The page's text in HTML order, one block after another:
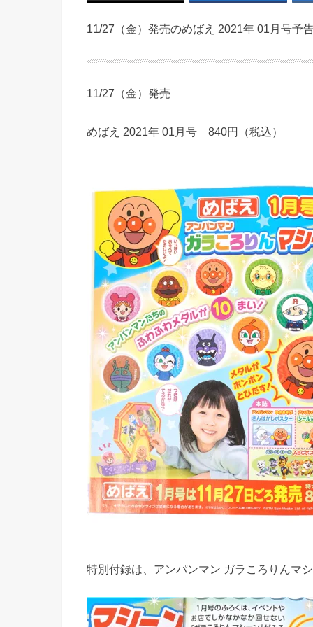
11/27（金）発売のめばえ 2021年 01月号予
11/27（金）発売
めばえ 2021年 01月号 840円（税込）
特別付録は、アンパンマン ガラころりんマ